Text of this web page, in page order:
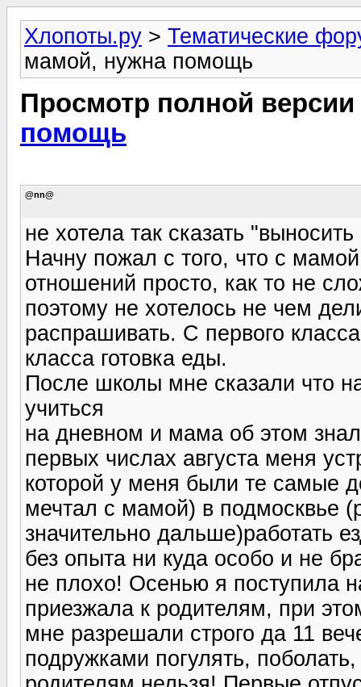
Хлопоты.ру > Тематические
мамой, нужна помощь
Просмотр полной
помощь
@nn@
не хотела так сказать
Начну пожал с того, что с
отношений просто, как то не
поэтому не хотелось не чем
распрашивать. С первого
класса готовка еды.
После школы мне сказали что
учиться
на дневном и мама об этом
первых числах августа меня
которой у меня были те самые
мечтал с мамой) в подмосквье
значительно дальше)работать
без опыта ни куда особо и не
не плохо! Осенью я поступила
приезжала к родителям, при
мне разрешали строго да 11
подружками погулять,